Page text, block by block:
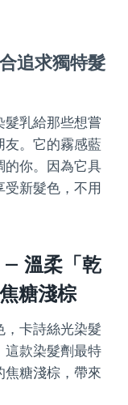
追求獨特髮
乳給那些想嘗
友。它的霧感藍
的你。因為它具
新髮色，不用
– 溫柔「乾
糖淺棕
卡詩絲光染髮
這款染髮劑最特
焦糖淺棕，帶來